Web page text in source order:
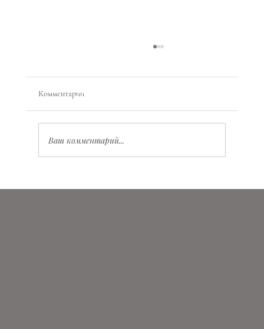
Комментарии
Ваш комментарий...